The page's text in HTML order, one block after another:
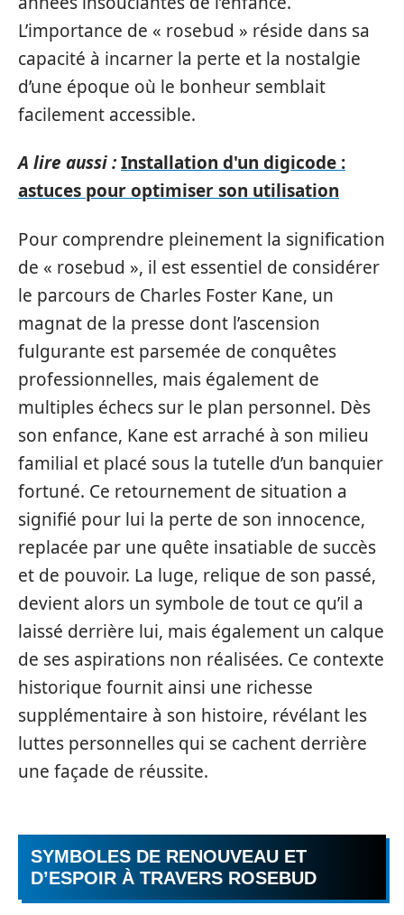
L’importance de « rosebud » réside dans sa
capacité à incarner la perte et la nostalgie
d’une époque où le bonheur semblait
facilement accessible.
A lire aussi :Installation d'un digicode :
astuces pour optimiser son utilisation
Pour comprendre pleinement la signification
de « rosebud », il est essentiel de considérer
le parcours de Charles Foster Kane, un
magnat de la presse dont l’ascension
fulgurante est parsemée de conquêtes
professionnelles, mais également de
multiples échecs sur le plan personnel. Dès
son enfance, Kane est arraché à son milieu
familial et placé sous la tutelle d’un banquier
fortuné. Ce retournement de situation a
signifié pour lui la perte de son innocence,
replacée par une quête insatiable de succès
et de pouvoir. La luge, relique de son passé,
devient alors un symbole de tout ce qu’il a
laissé derrière lui, mais également un calque
de ses aspirations non réalisées. Ce contexte
historique fournit ainsi une richesse
supplémentaire à son histoire, révélant les
luttes personnelles qui se cachent derrière
une façade de réussite.
SYMBOLES DE RENOUVEAU ET
D’ESPOIR À TRAVERS ROSEBUD